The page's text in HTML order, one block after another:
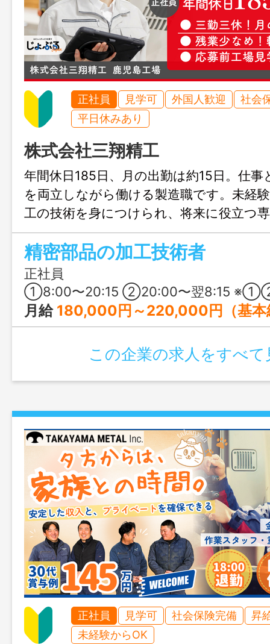
正社員 見学可 外国人歓迎
社会
平日休みあり
株式会社三翔精工
年間休日185日、月の出勤は約15日。仕
を両立しながら働ける製造職です。未経
工の技術を身につけられ、将来に役立つ
可能。転勤なしで霧島市に腰を据えて働
当や退職金制度など福利厚生も充実して
精密部品の加工技術者
正社員
①8:00〜20:15 ②20:00〜翌8:15 ※①②のシフト勤務（三勤三休） ※もしくは①のみのシフト勤務 ※週平均40時間
月給 180,000円～220,000円（基本
この企業の求人をすべて
正社員 見学可 社会保険完備
昇
未経験からOK